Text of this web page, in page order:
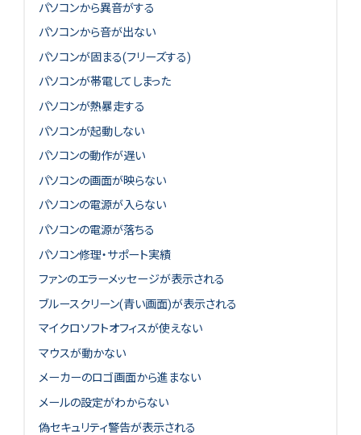
パソコンから異音がする
パソコンから音が出ない
パソコンが固まる(フリーズする)
パソコンが帯電してしまった
パソコンが熱暴走する
パソコンが起動しない
パソコンの動作が遅い
パソコンの画面が映らない
パソコンの電源が入らない
パソコンの電源が落ちる
パソコン修理・サポート実績
ファンのエラーメッセージが表示される
ブルースクリーン(青い画面)が表示される
マイクロソフトオフィスが使えない
マウスが動かない
メーカーのロゴ画面から進まない
メールの設定がわからない
偽セキュリティ警告が表示される